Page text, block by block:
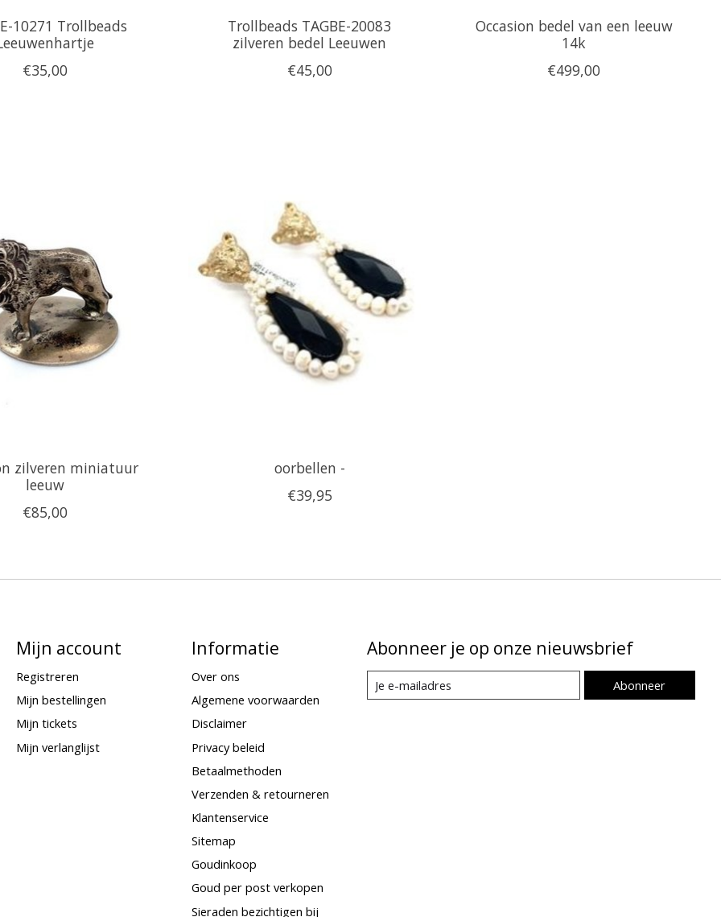
10271 Trollbeads
€35,00
Trollbeads TAGBE-20083
zilveren bedel Leeuwen
€45,00
Occasion bedel van een leeuw
14k
€499,00
zilveren miniatuur
leeuw
€85,00
oorbellen -
€39,95
Mijn account
Registreren
Mijn bestellingen
Mijn tickets
Mijn verlanglijst
Informatie
Over ons
Algemene voorwaarden
Disclaimer
Privacy beleid
Betaalmethoden
Verzenden & retourneren
Klantenservice
Sitemap
Goudinkoop
Goud per post verkopen
Sieraden bezichtigen bij
Abonneer je op onze nieuwsbrief
Abonneer